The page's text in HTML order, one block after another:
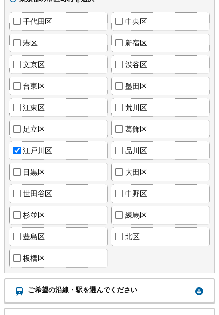
千代田区 中央区
港区 新宿区
文京区 渋谷区
台東区 墨田区
江東区 荒川区
足立区 葛飾区
江戸川区 品川区
目黒区 大田区
世田谷区 中野区
杉並区 練馬区
豊島区 北区
板橋区
ご希望の沿線・駅を選んでください